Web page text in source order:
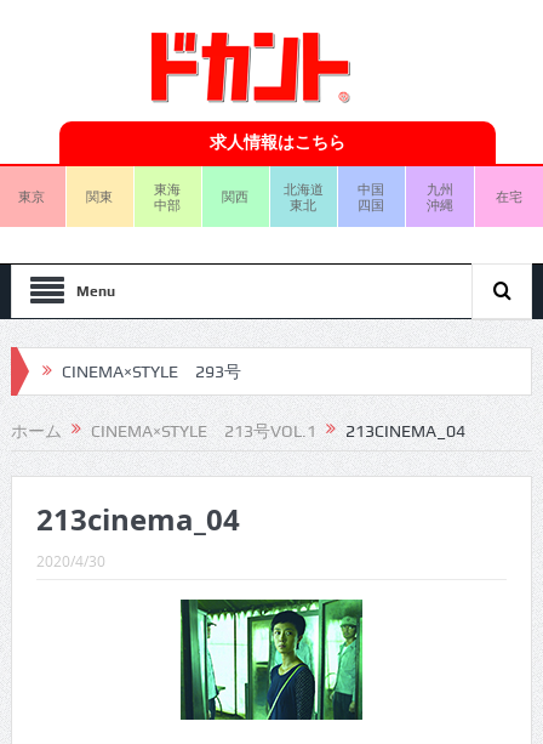
求人情報はこちら
東京 関東
東海
中部
関西
北海道
東北
中国
四国
九州
沖縄
在宅
Menu
CINEMA×STYLE 293号
CINEMA×STYLE 292号
CINEMA×STYLE 291号
CINEMA×STYLE 290号
CINEMA×STYLE 289号
CINEMA×STYLE 288号
CINEMA×STYLE 287号
CINEMA×STYLE 286号
ホーム CINEMA×STYLE 213号VOL.1 213CINEMA_04
213cinema_04
2020/4/30